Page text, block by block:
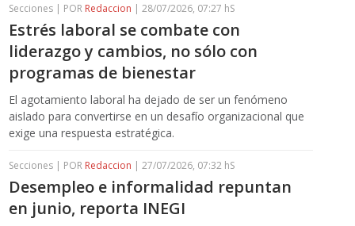
Secciones | POR Redaccion | 28/07/2026, 07:27 hS
Estrés laboral se combate con
liderazgo y cambios, no sólo con
programas de bienestar
El agotamiento laboral ha dejado de ser un fenómeno
aislado para convertirse en un desafío organizacional que
exige una respuesta estratégica.
Secciones | POR Redaccion | 27/07/2026, 07:32 hS
Desempleo e informalidad repuntan
en junio, reporta INEGI